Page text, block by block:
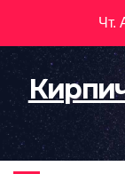
содержимому
Чт.